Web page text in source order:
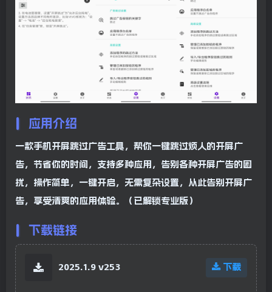
应用介绍
一款手机开屏跳过广告工具，帮你一键跳过烦人的开屏广
告，节省你的时间，支持多种应用，告别各种开屏广告的困
扰，操作简单，一键开启，无需复杂设置，从此告别开屏广
告，享受清爽的应用体验。（已解锁专业版）
下载链接
2025.1.9 v253 下载